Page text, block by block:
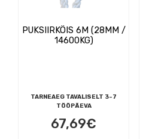
PUKSIIRKÖIS 6M (28MM /
14600KG)
TARNEAEG TAVALISELT 3-7
TÖÖPÄEVA
67,69€